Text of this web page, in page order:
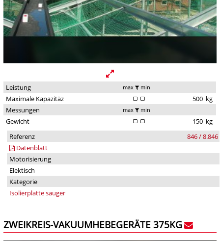
Leistung max min
Maximale Kapazitäz 500 kg
Messungen
max min
Gewicht 150 kg
Referenz
846 / 8.846
Datenblatt
Motorisierung
Elektisch
Kategorie
Isolierplatte sauger
ZWEIKREIS-VAKUUMHEBEGERÄTE 375KG